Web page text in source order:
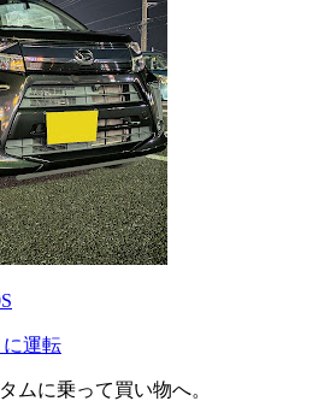
運転
ムに乗って買い物へ。